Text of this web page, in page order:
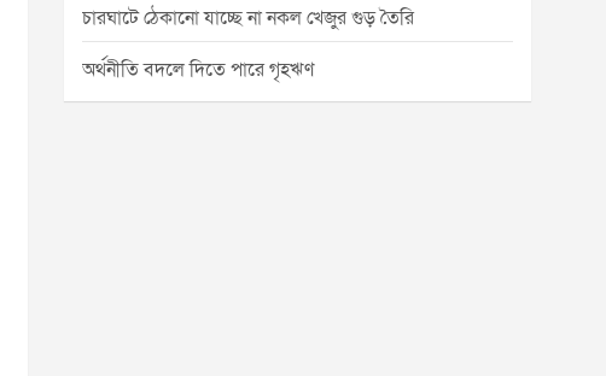
চারঘাটে ঠেকানো যাচ্ছে না নকল খেজুর গুড় তৈরি
অর্থনীতি বদলে দিতে পারে গৃহঋণ